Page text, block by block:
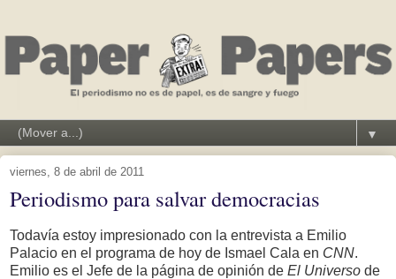
▼
viernes, 8 de abril de 2011
Periodismo para salvar democracias
Todavía estoy impresionado con la entrevista a Emilio
Palacio en el programa de hoy de Ismael Cala en CNN.
Emilio es el Jefe de la página de opinión de El Universo de